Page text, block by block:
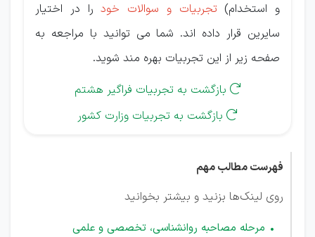
و استخدام) تجربیات و سوالات خودرا در اختیار
سایرین قرار داده اند. شما می توانید با مراجعه به
صفحه زیر از این تجربیات بهره مند شوید.
 بازگشت به تجربیات فراگیر هشتم
 بازگشت به تجربیات وزارت کشور
فهرست مطالب مهم
روی لینک‌ها بزنید و بیشتر بخوانید
مرحله مصاحبه روانشناسی، تخصصی و علمی